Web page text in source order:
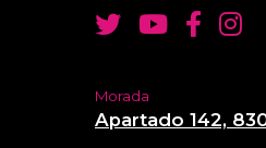
Morada
Apartado 142,